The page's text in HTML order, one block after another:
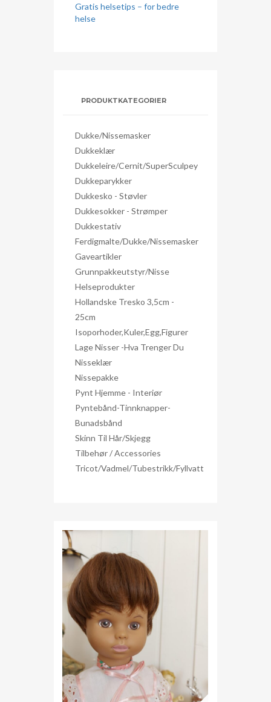
Gratis helsetips – for bedre
helse
PRODUKTKATEGORIER
Dukke/nissemasker
Dukkeklær
Dukkeleire/Cernit/SuperSculpey
Dukkeparykker
Dukkesko - Støvler
Dukkesokker - Strømper
Dukkestativ
Ferdigmalte/dukke/nissemasker
Gaveartikler
Grunnpakkeutstyr/nisse
Helseprodukter
Hollandske Tresko 3,5cm -
25cm
Isoporhoder,kuler,egg,figurer
Lage Nisser -hva Trenger Du
Nisseklær
Nissepakke
Pynt Hjemme - Interiør
Pyntebånd-Tinnknapper-
Bunadsbånd
Skinn Til Hår/skjegg
Tilbehør / Accessories
Tricot/Vadmel/Tubestrikk/Fyllvatt